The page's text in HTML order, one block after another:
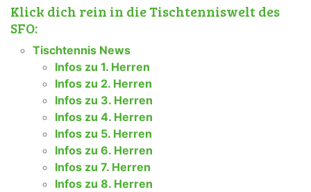
Klick dich rein in die Tischtenniswelt des
SFO:
Tischtennis News
Infos zu 1. Herren
Infos zu 2. Herren
Infos zu 3. Herren
Infos zu 4. Herren
Infos zu 5. Herren
Infos zu 6. Herren
Infos zu 7. Herren
Infos zu 8. Herren